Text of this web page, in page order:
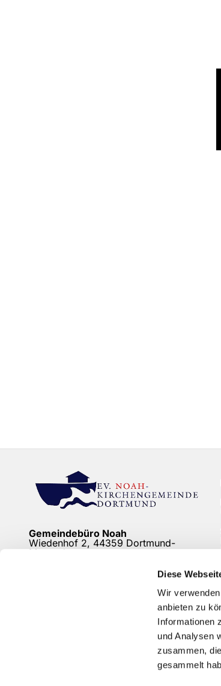
Diese
Wir
anbieten zu
Informationen
und Analysen
zusammen,
gesammelt
Gemeindebüro Noah
Wiedenhof 2, 44359 Dortmund-
Mengede
Friedhof Mengeder Schulstraße